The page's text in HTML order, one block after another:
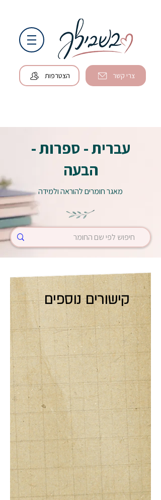
הצטרפות צרי קשר
עברית - ספרות -
הבעה
מאגר חומרים להוראה ולמידה
קישורים נוספים